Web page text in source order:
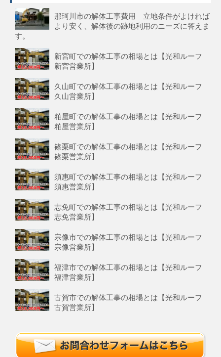
那珂川市の解体工事費用 立地条件がよければ
より安く、解体後の跡地利用のニーズに答えま
す。
新宮町での解体工事の相場とは【光和ルーフ
新宮営業所】
久山町での解体工事の相場とは【光和ルーフ
久山営業所】
粕屋町での解体工事の相場とは【光和ルーフ
粕屋営業所】
篠栗町での解体工事の相場とは【光和ルーフ
篠栗営業所】
須惠町での解体工事の相場とは【光和ルーフ
須惠営業所】
志免町での解体工事の相場とは【光和ルーフ
志免営業所】
宗像市での解体工事の相場とは【光和ルーフ
宗像営業所】
福津市での解体工事の相場とは【光和ルーフ
福津営業所】
古賀市での解体工事の相場とは【光和ルーフ
古賀営業所】